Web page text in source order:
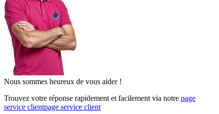
Nous sommes heureux de vous aider !
Trouvez votre réponse rapidement et facilement via notre page
service clientpage service client